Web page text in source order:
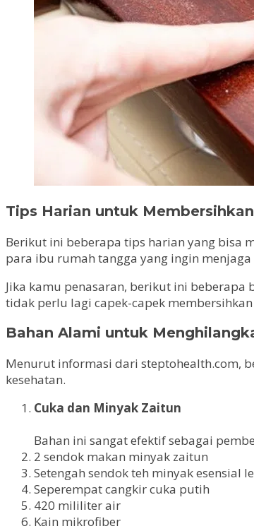
Tips Harian untuk
Berikut ini beberapa tips harian yang bisa
para ibu rumah tangga yang ingin
Jika kamu penasaran, berikut ini
tidak perlu lagi capek-capek
Bahan Alami untuk
Menurut informasi dari steptohealth.com,
kesehatan.
Cuka dan Minyak Zaitun
Bahan ini sangat efektif sebagai
2 sendok makan minyak zaitun
Setengah sendok teh minyak esensial
Seperempat cangkir cuka putih
420 mililiter air
Kain mikrofiber